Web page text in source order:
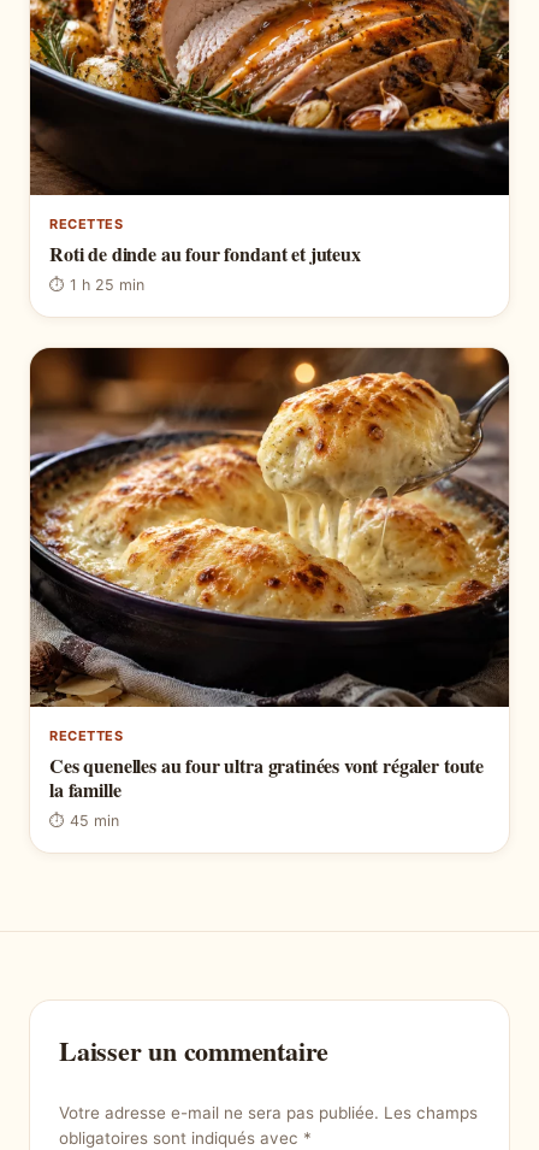
RECETTES
Roti de dinde au four fondant et juteux
⏱ 1 h 25 min
RECETTES
Ces quenelles au four ultra gratinées vont régaler toute
la famille
⏱ 45 min
Laisser un commentaire
Votre adresse e-mail ne sera pas publiée. Les champs
obligatoires sont indiqués avec *